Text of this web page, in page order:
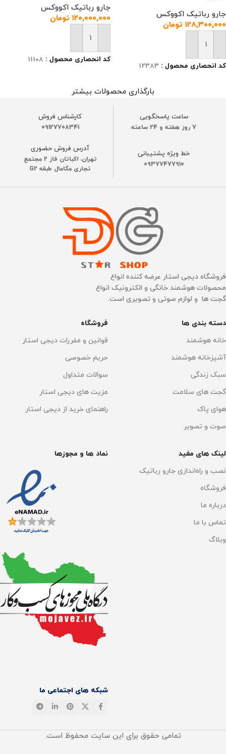
جارو رباتیک اکووکس
۱۲۸,۳۰۰,۰۰۰ تومان
افزودن به سبد خرید
کد انحصاری محصول : 12383
جارو رباتیک اکووکس
۱۲۰,۰۰۰,۰۰۰ تومان
افزودن به سبد خرید
کد انحصاری محصول : 11108
بارگذاری محصولات بیشتر
ساعت پاسخگویی
7 روز هفته و 24 ساعته
کارشناس فروش
09127708341
خط ویژه پشتیبانی
09377477910
آدرس فروش حضوری
تهران، اکباتان فاز 2 مجتمع
تجاری مگامال طبقه G2
فروشگاه دیجی استار عرضه کننده انواع
محصولات هوشمند خانگی و الکترونیک انواع
گجت ها و لوازم صوتی و تصویری است.
دسته بندی ها
خانه هوشمند
آشپزخانه هوشمند
سبک زندگی
گجت های سلامت
هوای پاک
صوت و تصویر
فروشگاه
قوانین و مقررات دیجی استار
حریم خصوصی
سوالات متداول
مزیت های دیجی استار
راهنمای خرید از دیجی استار
لینک های مفید
نصب و راه‌اندازی جارو رباتیک
فروشگاه
درباره ما
تماس با ما
وبلاگ
نماد ها و مجوزها
شبکه های اجتماعی ما
تمامی حقوق برای این سایت محفوظ است.